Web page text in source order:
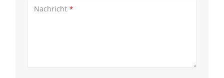
Nachricht *